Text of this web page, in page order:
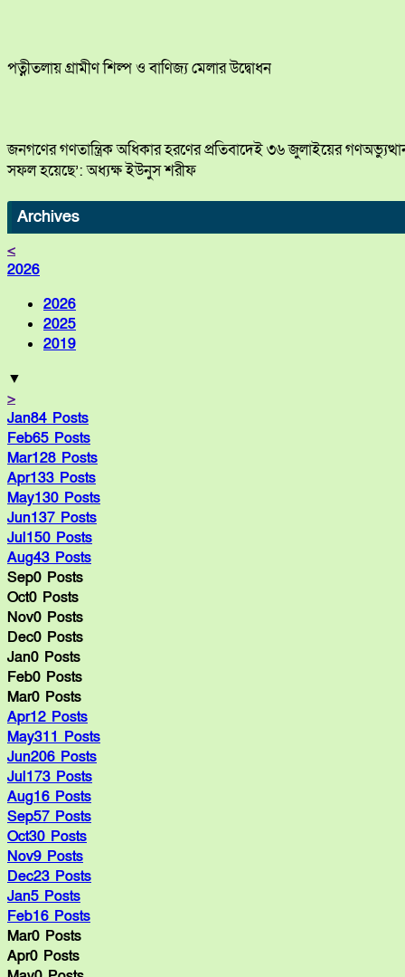
পত্নীতলায় গ্রামীণ শিল্প ও বাণিজ্য মেলার উদ্বোধন
জনগণের গণতান্ত্রিক অধিকার হরণের প্রতিবাদেই ৩৬ জুলাইয়ের
সফল হয়েছে’: অধ্যক্ষ ইউনুস শরীফ
Archives
<
2026
2026
2025
2019
▼
>
Jan84 Posts
Feb65 Posts
Mar128 Posts
Apr133 Posts
May130 Posts
Jun137 Posts
Jul150 Posts
Aug43 Posts
Sep0 Posts
Oct0 Posts
Nov0 Posts
Dec0 Posts
Jan0 Posts
Feb0 Posts
Mar0 Posts
Apr12 Posts
May311 Posts
Jun206 Posts
Jul173 Posts
Aug16 Posts
Sep57 Posts
Oct30 Posts
Nov9 Posts
Dec23 Posts
Jan5 Posts
Feb16 Posts
Mar0 Posts
Apr0 Posts